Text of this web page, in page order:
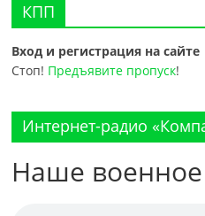
КПП
Вход и регистрация на сайте
Стоп! Предъявите пропуск!
Интернет-радио
Наше